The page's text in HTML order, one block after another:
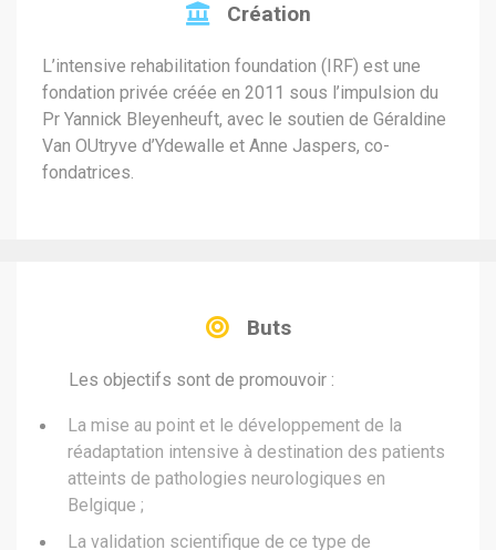
Création
L’intensive rehabilitation foundation (IRF) est une
fondation privée créée en 2011 sous l’impulsion du
Pr Yannick Bleyenheuft, avec le soutien de Géraldine
Van OUtryve d’Ydewalle et Anne Jaspers, co-
fondatrices.
Buts
Les objectifs sont de promouvoir :
La mise au point et le développement de la
réadaptation intensive à destination des patients
atteints de pathologies neurologiques en
Belgique ;
La validation scientifique de ce type de